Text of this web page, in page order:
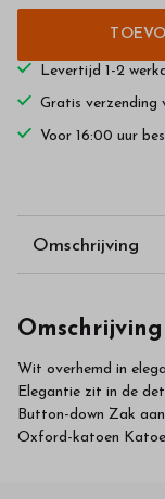
Levertijd 1-2
Gratis verzending
Voor 16:00 uur
Omschrijving
Omschrijving
Wit overhemd in
Elegantie zit in de
Button-down Zak
Oxford-katoen